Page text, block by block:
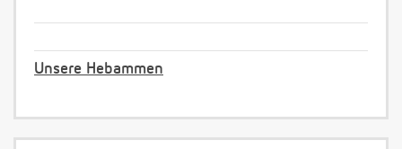
Unsere Hebammen